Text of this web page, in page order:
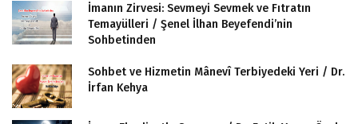
İmanın Zirvesi: Sevmeyi Sevmek ve Fıtratın
Temayülleri / Şenel İlhan Beyefendi’nin
Sohbetinden
Sohbet ve Hizmetin Mânevî Terbiyedeki Yeri / Dr.
İrfan Kehya